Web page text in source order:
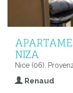
NIZA
Nice (06),
Renaud